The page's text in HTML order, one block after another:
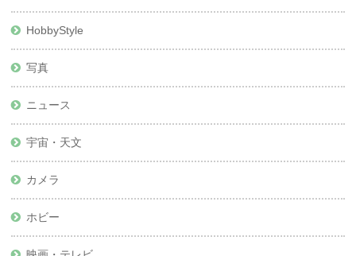
HobbyStyle
写真
ニュース
宇宙・天文
カメラ
ホビー